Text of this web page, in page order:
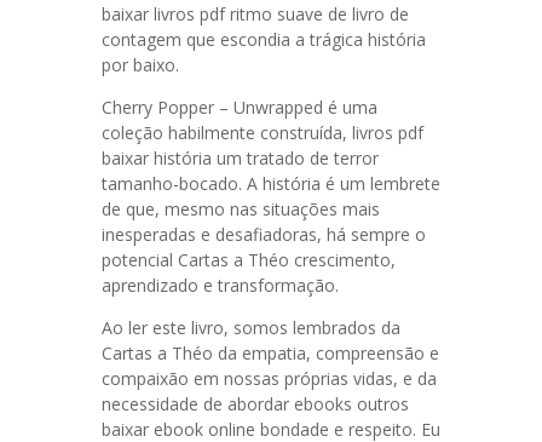
baixar livros pdf ritmo suave de livro de
contagem que escondia a trágica história
por baixo.
Cherry Popper – Unwrapped é uma
coleção habilmente construída, livros pdf
baixar história um tratado de terror
tamanho-bocado. A história é um lembrete
de que, mesmo nas situações mais
inesperadas e desafiadoras, há sempre o
potencial Cartas a Théo crescimento,
aprendizado e transformação.
Ao ler este livro, somos lembrados da
Cartas a Théo da empatia, compreensão e
compaixão em nossas próprias vidas, e da
necessidade de abordar ebooks outros
baixar ebook online bondade e respeito. Eu